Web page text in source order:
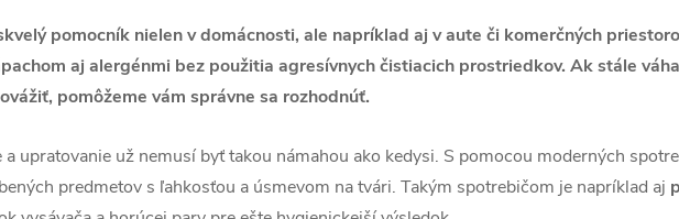
pomocník nielen v domácnosti, ale napríklad aj v aute či komerčných
aj alergénmi bez použitia agresívnych čistiacich prostriedkov. Ak stále
pomôžeme vám správne sa rozhodnúť.
a upratovanie už nemusí byť takou námahou ako kedysi. S pomocou moderných
predmetov s ľahkosťou a úsmevom na tvári. Takým spotrebičom je napríklad aj